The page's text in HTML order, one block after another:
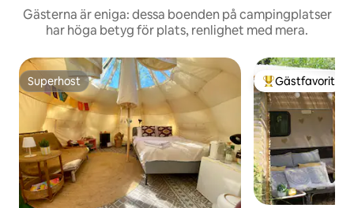
Gästerna är eniga: dessa boenden på campingplatser
har höga betyg för plats, renlighet med mera.
Superhost
Superhost Populär
Gästfavorit